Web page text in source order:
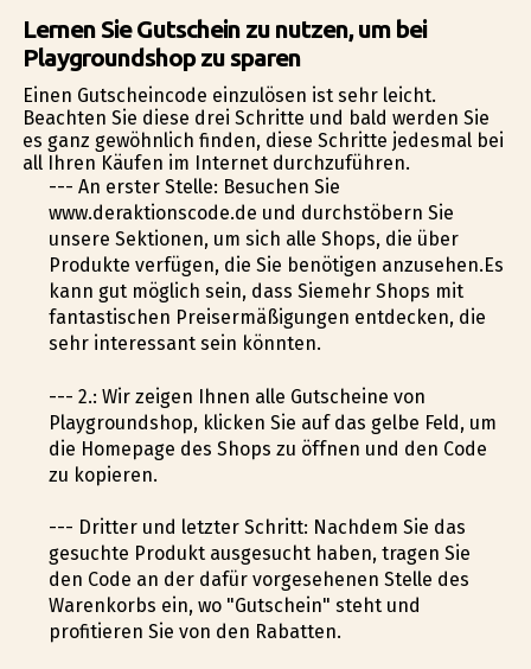
Lernen Sie Gutschein zu nutzen, um bei
Playgroundshop zu sparen
Einen Gutscheincode einzulösen ist sehr leicht.
Beachten Sie diese drei Schritte und bald werden Sie
es ganz gewöhnlich finden, diese Schritte jedesmal bei
all Ihren Käufen im Internet durchzuführen.
--- An erster Stelle: Besuchen Sie
www.deraktionscode.de und durchstöbern Sie
unsere Sektionen, um sich alle Shops, die über
Produkte verfügen, die Sie benötigen anzusehen.Es
kann gut möglich sein, dass Siemehr Shops mit
fantastischen Preisermäßigungen entdecken, die
sehr interessant sein könnten.
--- 2.: Wir zeigen Ihnen alle Gutscheine von
Playgroundshop, klicken Sie auf das gelbe Feld, um
die Homepage des Shops zu öffnen und den Code
zu kopieren.
--- Dritter und letzter Schritt: Nachdem Sie das
gesuchte Produkt ausgesucht haben, tragen Sie
den Code an der dafür vorgesehenen Stelle des
Warenkorbs ein, wo "Gutschein" steht und
profitieren Sie von den Rabatten.